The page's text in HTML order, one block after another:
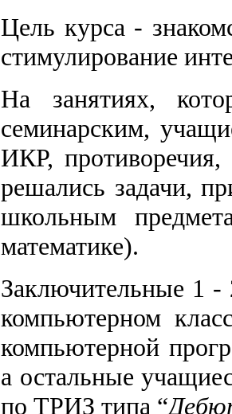
Цель курса -
стимулирование
На занятиях,
семинарским,
ИКР,
решались задачи,
школьным
математике).
Заключительные 1 -
компьютерном
компьютерной
а остальные
по ТРИЗ типа “